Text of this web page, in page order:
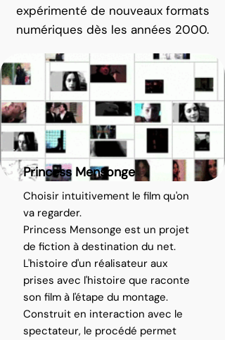
expérimenté de nouveaux formats
numériques dès les années 2000.
Princess Mensonge
Choisir intuitivement le film qu'on
va regarder.
Princess Mensonge est un projet
de fiction à destination du net.
L'histoire d'un réalisateur aux
prises avec l'histoire que raconte
son film à l'étape du montage.
Construit en interaction avec le
spectateur, le procédé permet